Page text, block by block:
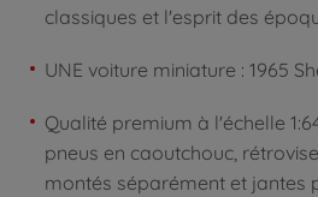
classiques et l'esprit des
UNE voiture miniature : 1965
Qualité premium à l'échelle
pneus en caoutchouc,
montés séparément et jantes